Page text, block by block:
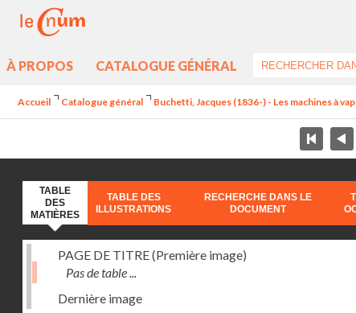
À PROPOS CATALOGUE GÉNÉRAL
Accueil Catalogue général Buchetti, Jacques (1836-) - Les machines à
TABLE
DES
MATIÈRES
TABLE DES
ILLUSTRATIONS
RECHERCHE DANS LE
DOCUMENT
PAGE DE TITRE (Première image)
Pas de table ...
Dernière image